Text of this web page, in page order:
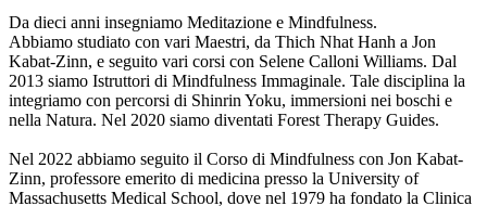
Da dieci anni insegniamo Meditazione e Mindfulness.
Abbiamo studiato con vari Maestri, da Thich Nhat Hanh a Jon
Kabat-Zinn, e seguito vari corsi con Selene Calloni Williams. Dal
2013 siamo Istruttori di Mindfulness Immaginale. Tale disciplina la
integriamo con percorsi di Shinrin Yoku, immersioni nei boschi e
nella Natura. Nel 2020 siamo diventati Forest Therapy Guides.
Nel 2022 abbiamo seguito il Corso di Mindfulness con Jon Kabat-
Zinn, professore emerito di medicina presso la University of
Massachusetts Medical School, dove nel 1979 ha fondato la Clinica